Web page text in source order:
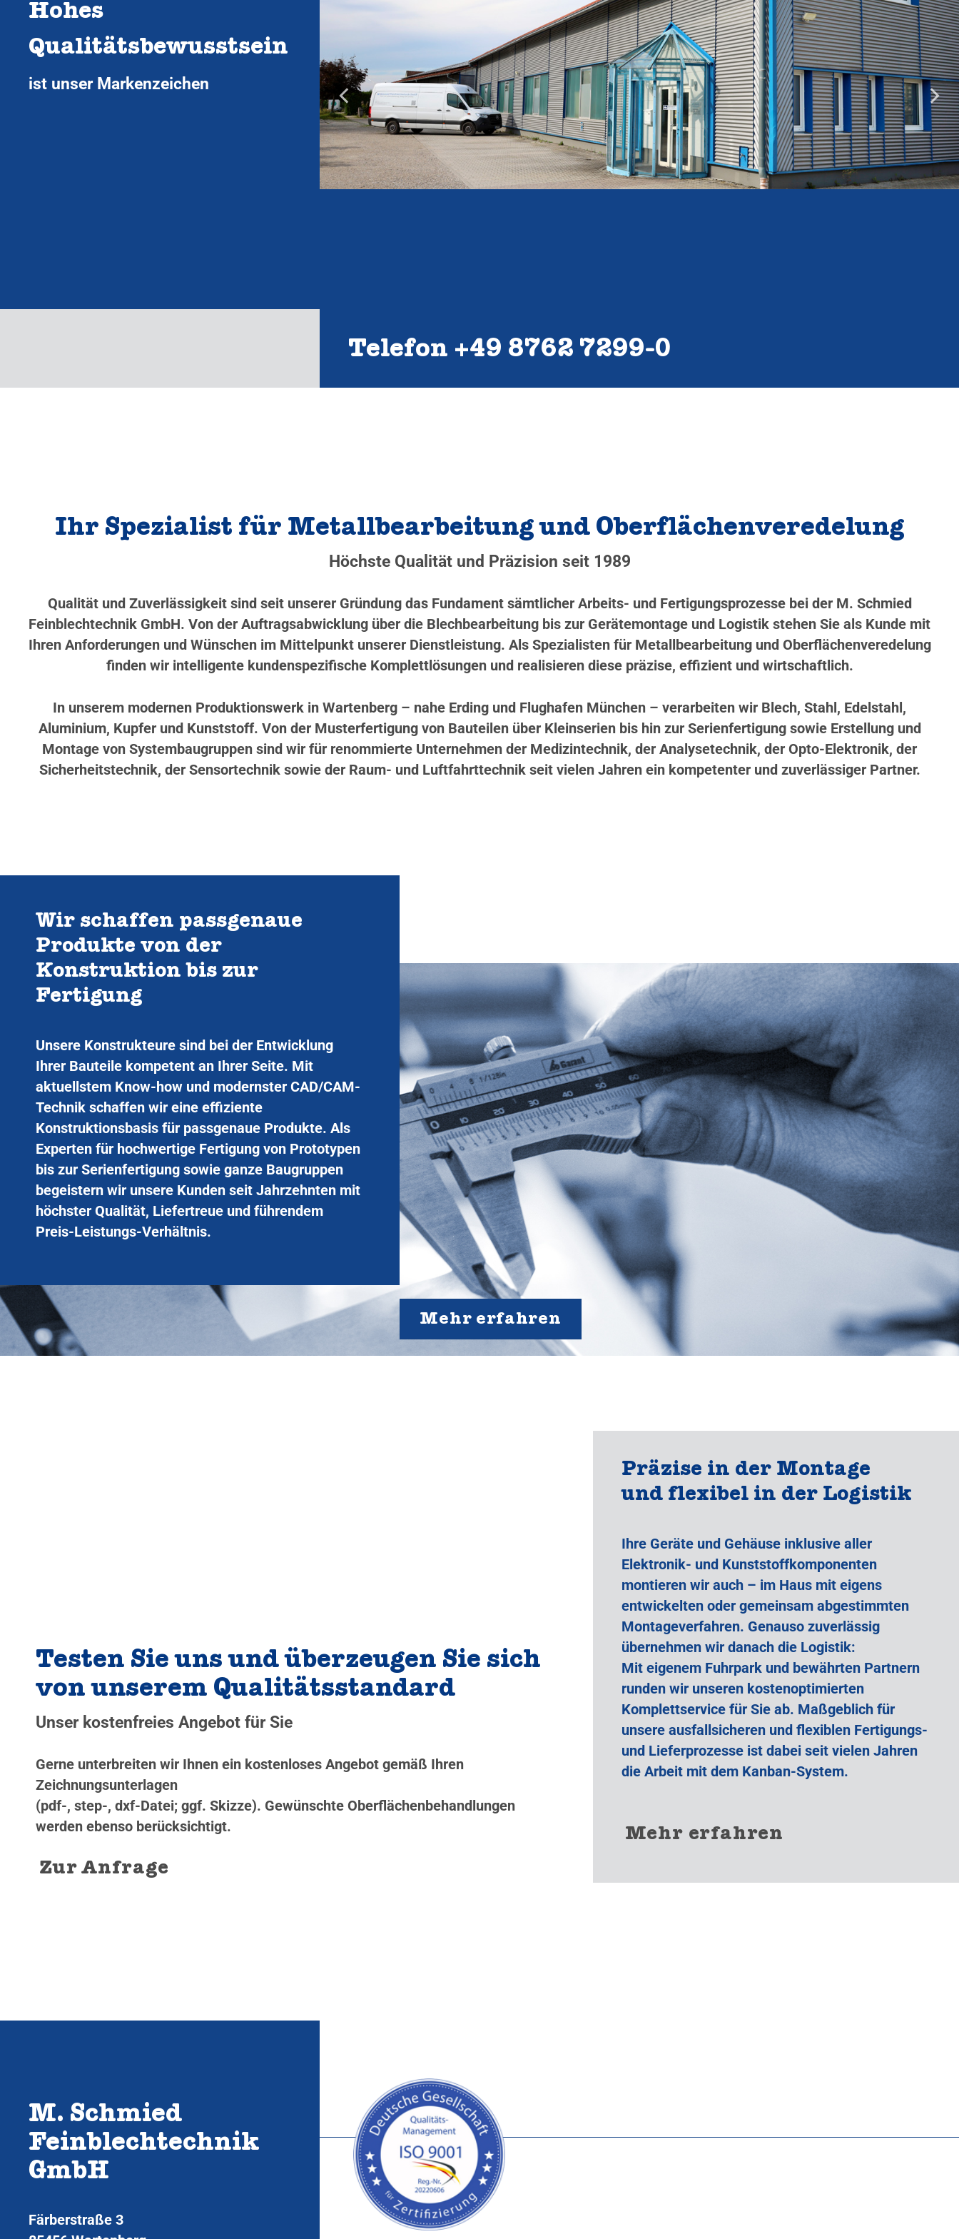
Hohes
Qualitätsbewusstsein
ist unser Markenzeichen
Telefon +49 8762 7299‑0
Ihr Spezialist für Metallbearbeitung und Oberflächenveredelung
Höchste Qualität und Präzision seit 1989
Qualität und Zuverlässigkeit sind seit unserer Gründung das Fundament sämtlicher Arbeits- und Fertigungsprozesse bei der M. Schmied
Feinblechtechnik GmbH. Von der Auftragsabwicklung über die Blechbearbeitung bis zur Gerätemontage und Logistik stehen Sie als Kunde mit
Ihren Anforderungen und Wünschen im Mittelpunkt unserer Dienstleistung. Als Spezialisten für Metallbearbeitung und Oberflächenveredelung
finden wir intelligente kundenspezifische Komplettlösungen und realisieren diese präzise, effizient und wirtschaftlich.
In unserem modernen Produktionswerk in Wartenberg – nahe Erding und Flughafen München – verarbeiten wir Blech, Stahl, Edelstahl,
Aluminium, Kupfer und Kunststoff. Von der Musterfertigung von Bauteilen über Kleinserien bis hin zur Serienfertigung sowie Erstellung und
Montage von Systembaugruppen sind wir für renommierte Unternehmen der Medizintechnik, der Analysetechnik, der Opto-Elektronik, der
Sicherheitstechnik, der Sensortechnik sowie der Raum- und Luftfahrttechnik seit vielen Jahren ein kompetenter und zuverlässiger Partner.
Wir schaffen passgenaue
Produkte von der
Konstruktion bis zur
Fertigung
Unsere Konstrukteure sind bei der Entwicklung
Ihrer Bauteile kompetent an Ihrer Seite. Mit
aktuellstem Know-how und modernster CAD/CAM-
Technik schaffen wir eine effiziente
Konstruktionsbasis für passgenaue Produkte. Als
Experten für hochwertige Fertigung von Prototypen
bis zur Serienfertigung sowie ganze Baugruppen
begeistern wir unsere Kunden seit Jahrzehnten mit
höchster Qualität, Liefertreue und führendem
Preis-Leistungs-Verhältnis.
Mehr erfahren
Testen Sie uns und überzeugen Sie sich
von unserem Qualitätsstandard
Unser kostenfreies Angebot für Sie
Gerne unterbreiten wir Ihnen ein kostenloses Angebot gemäß Ihren
Zeichnungsunterlagen
(pdf-, step-, dxf-Datei; ggf. Skizze). Gewünschte Oberflächenbehandlungen
werden ebenso berücksichtigt.
Zur Anfrage
Präzise in der Montage
und flexibel in der Logistik
Ihre Geräte und Gehäuse inklusive aller
Elektronik- und Kunststoffkomponenten
montieren wir auch – im Haus mit eigens
entwickelten oder gemeinsam abgestimmten
Montageverfahren. Genauso zuverlässig
übernehmen wir danach die Logistik:
Mit eigenem Fuhrpark und bewährten Partnern
runden wir unseren kostenoptimierten
Komplettservice für Sie ab. Maßgeblich für
unsere ausfallsicheren und flexiblen Fertigungs-
und Lieferprozesse ist dabei seit vielen Jahren
die Arbeit mit dem Kanban-System.
Mehr erfahren
M. Schmied
Feinblechtechnik
GmbH
Färberstraße 3